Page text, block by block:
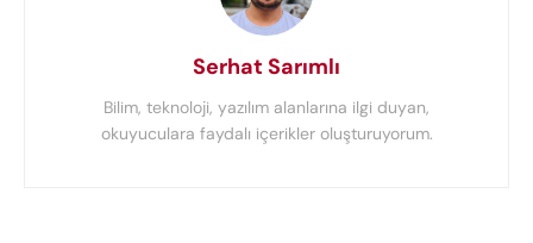
Serhat Sarımlı
Bilim, teknoloji, yazılım alanlarına ilgi duyan,
okuyuculara faydalı içerikler oluşturuyorum.